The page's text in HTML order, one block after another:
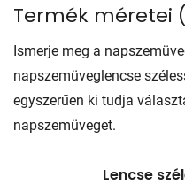
Termék méretei (
Ismerje meg a
napszemüveglencse
egyszerűen ki tudja
napszemüveget.
Lencse